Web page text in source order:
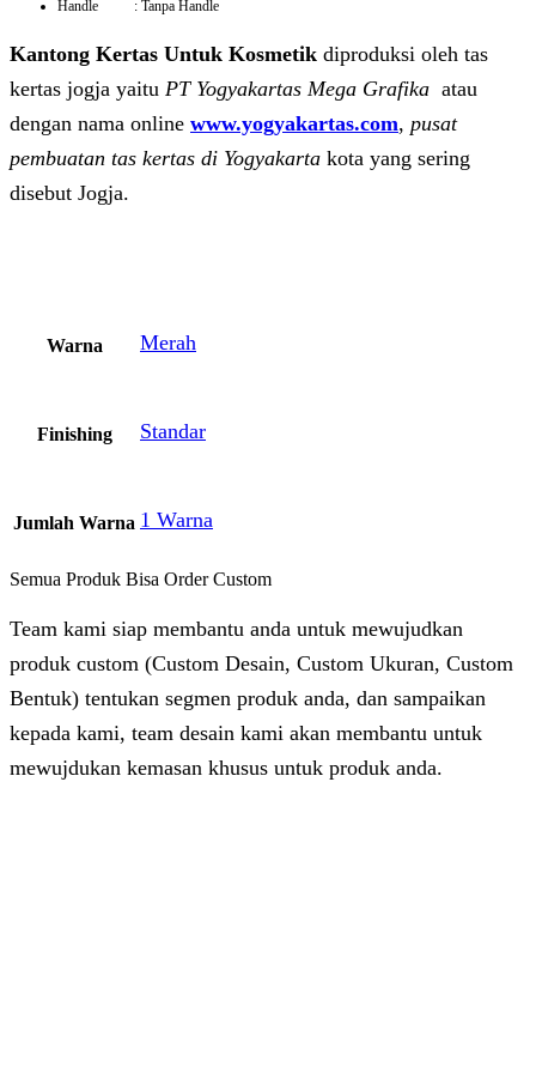
Handle : Tanpa Handle
Kantong Kertas Untuk Kosmetik diproduksi oleh tas
kertas jogja yaitu PT Yogyakartas Mega Grafika atau
dengan nama online www.yogyakartas.com, pusat
pembuatan tas kertas di Yogyakarta kota yang sering
disebut Jogja.
Warna Merah
Finishing Standar
Jumlah Warna 1 Warna
Semua Produk Bisa Order Custom
Team kami siap membantu anda untuk mewujudkan
produk custom (Custom Desain, Custom Ukuran, Custom
Bentuk) tentukan segmen produk anda, dan sampaikan
kepada kami, team desain kami akan membantu untuk
mewujdukan kemasan khusus untuk produk anda.